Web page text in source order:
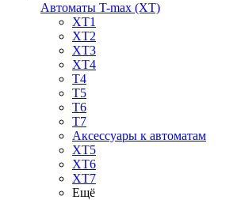
Автоматы T-max (XT)
XT1
XT2
XT3
XT4
T4
T5
T6
T7
Аксессуары к автоматам
XT5
XT6
XT7
Ещё